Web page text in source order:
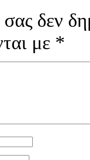
δεν
με *